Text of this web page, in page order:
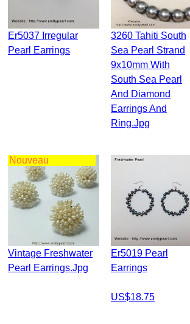
Er5037 Irregular
Pearl Earrings
3260 Tahiti South
Sea Pearl Strand
9x10mm With
South Sea Pearl
And Diamond
Earrings And
Ring.jpg
Nouveau
Vintage Freshwater
Pearl Earrings.jpg
Er5019 Pearl
Earrings
US$18.75